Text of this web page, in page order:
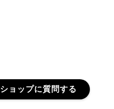
ショップに質問する